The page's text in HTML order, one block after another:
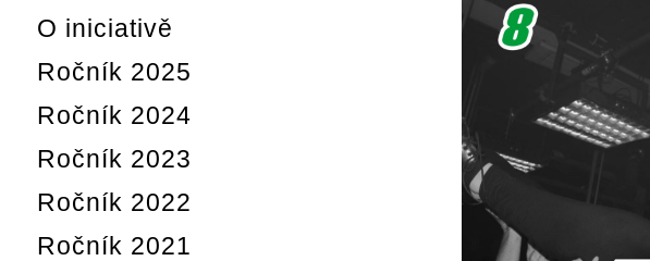
O iniciativě
Ročník 2025
Ročník 2024
Ročník 2023
Ročník 2022
Ročník 2021